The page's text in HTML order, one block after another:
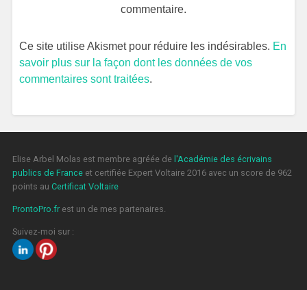
commentaire.
Ce site utilise Akismet pour réduire les indésirables. En
savoir plus sur la façon dont les données de vos
commentaires sont traitées.
Elise Arbel Molas est membre agréée de l'Académie des écrivains
publics de France et certifiée Expert Voltaire 2016 avec un score de 962
points au Certificat Voltaire
ProntoPro.fr est un de mes partenaires.
Suivez-moi sur :